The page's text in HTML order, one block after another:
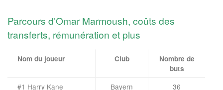
Parcours d’Omar Marmoush, coûts des
transferts, rémunération et plus
Nom du joueur Club
Nombre de
buts
#1 Harry Kane
Bayern
36